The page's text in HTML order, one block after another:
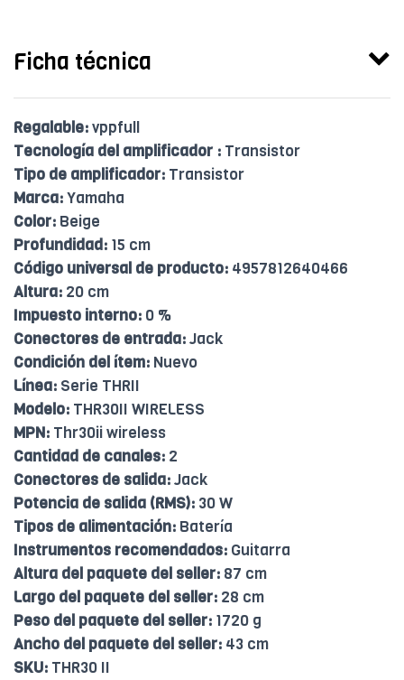
Ficha técnica
Regalable:vppfull
Tecnología del amplificador : Transistor
Tipo de amplificador: Transistor
Marca:Yamaha
Color: Beige
Profundidad: 15 cm
Código universal de producto: 4957812640466
Altura: 20 cm
Impuesto interno: 0 %
Conectores de entrada:Jack
Condición del ítem: Nuevo
Línea: Serie THRII
Modelo: THR30II WIRELESS
MPN: Thr30ii wireless
Cantidad de canales: 2
Conectores de salida:Jack
Potencia de salida (RMS): 30 W
Tipos de alimentación: Batería
Instrumentos recomendados: Guitarra
Altura del paquete del seller: 87 cm
Largo del paquete del seller: 28 cm
Peso del paquete del seller: 1720 g
Ancho del paquete del seller: 43 cm
SKU: THR30 II